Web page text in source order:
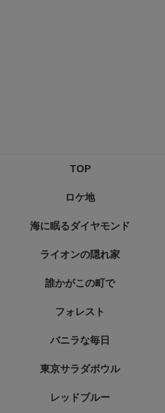
TOP
ロケ地
海に眠るダイヤモンド
ライオンの隠れ家
誰かがこの町で
フォレスト
バニラな毎日
東京サラダボウル
レッドブルー